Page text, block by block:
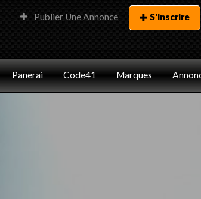
Publier Une Annonce S'inscrire
Panerai Code41 Marques